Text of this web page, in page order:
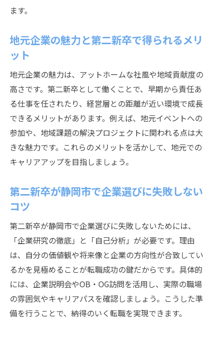
ます。
地元企業の魅力と第二新卒で得られるメリ
ット
地元企業の魅力は、アットホームな社風や地域貢献度の
高さです。第二新卒として働くことで、早期から責任あ
る仕事を任されたり、経営層との距離が近い環境で成長
できるメリットがあります。例えば、地元イベントへの
参加や、地域課題の解決プロジェクトに関われる点は大
きな魅力です。これらのメリットを活かして、地元での
キャリアアップを目指しましょう。
第二新卒が静岡市で企業選びに失敗しない
コツ
第二新卒が静岡市で企業選びに失敗しないためには、
「企業研究の徹底」と「自己分析」が必要です。理由
は、自分の価値観や将来像と企業の方向性が合致してい
るかを見極めることが転職成功の鍵だからです。具体的
には、企業説明会やOB・OG訪問を活用し、実際の職場
の雰囲気やキャリアパスを確認しましょう。こうした準
備を行うことで、納得のいく転職を実現できます。